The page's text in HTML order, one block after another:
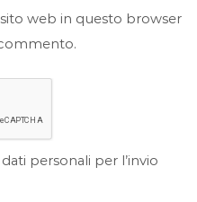
web in questo browser
personali per l’invio